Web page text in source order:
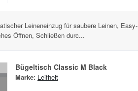
Leineneinzug für saubere Leinen, Easy-
Öffnen, Schließen durc...
Bügeltisch Classic M Black
Marke: Leifheit